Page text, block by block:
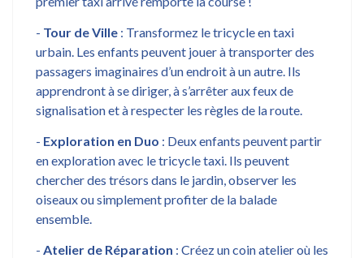
- Tour de Ville : Transformez le tricycle en taxi
urbain. Les enfants peuvent jouer à transporter des
passagers imaginaires d’un endroit à un autre. Ils
apprendront à se diriger, à s’arrêter aux feux de
signalisation et à respecter les règles de la route.
- Exploration en Duo : Deux enfants peuvent partir
en exploration avec le tricycle taxi. Ils peuvent
chercher des trésors dans le jardin, observer les
oiseaux ou simplement profiter de la balade
ensemble.
- Atelier de Réparation : Créez un coin atelier où les